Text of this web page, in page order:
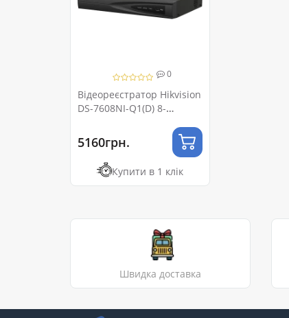
0
Відеореєстратор Hikvision
DS-7608NI-Q1(D) 8-
5160грн.
Купити в 1 клік
Швидка доставка